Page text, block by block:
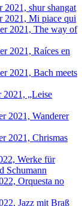
2021, shur shangat
2021, Mi piace qui
2021, The way of
2021, Raíces en
2021, Bach meets
2021, „Leise
2021, Wanderer
2021, Chrismas
Werke für
Schumann
Orquesta no
Jazz mit Braß